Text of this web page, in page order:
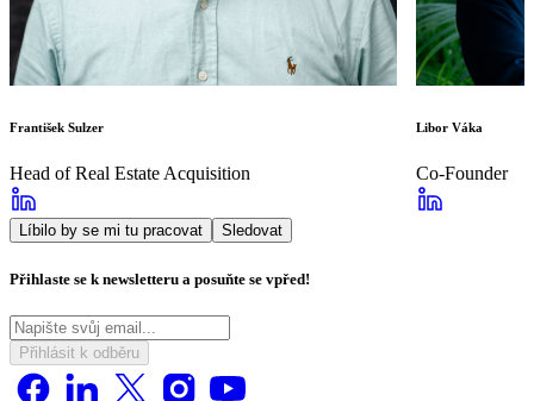
František Sulzer
Head of Real Estate Acquisition
Libor Váka
Co-Founder
Líbilo by se mi tu pracovat Sledovat
Přihlaste se k newsletteru a posuňte se vpřed!
Přihlásit k odběru